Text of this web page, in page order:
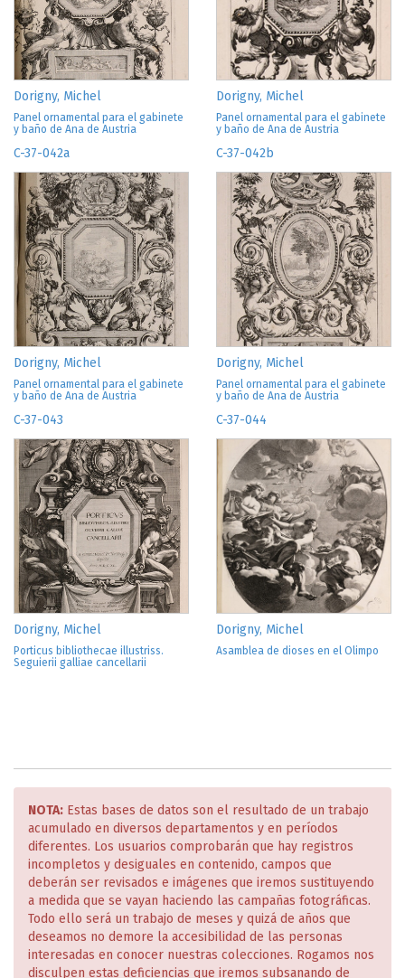
Dorigny, Michel
Panel ornamental para el gabinete
y baño de Ana de Austria
Dorigny, Michel
Panel ornamental para el gabinete
y baño de Ana de Austria
C-37-042a
Dorigny, Michel
Panel ornamental para el gabinete
y baño de Ana de Austria
C-37-042b
Dorigny, Michel
Panel ornamental para el gabinete
y baño de Ana de Austria
C-37-043
Dorigny, Michel
Porticus bibliothecae illustriss.
Seguierii galliae cancellarii
C-37-044
Dorigny, Michel
Asamblea de dioses en el Olimpo
NOTA: Estas bases de datos son el resultado de un trabajo
acumulado en diversos departamentos y en períodos
diferentes. Los usuarios comprobarán que hay registros
incompletos y desiguales en contenido, campos que
deberán ser revisados e imágenes que iremos sustituyendo
a medida que se vayan haciendo las campañas fotográficas.
Todo ello será un trabajo de meses y quizá de años que
deseamos no demore la accesibilidad de las personas
interesadas en conocer nuestras colecciones. Rogamos nos
disculpen estas deficiencias que iremos subsanando de